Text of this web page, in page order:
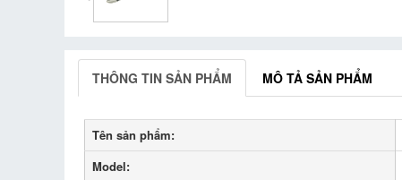
THÔNG TIN SẢN PHẨM MÔ TẢ SẢN PHẨM
Tên sản phẩm:
Model: